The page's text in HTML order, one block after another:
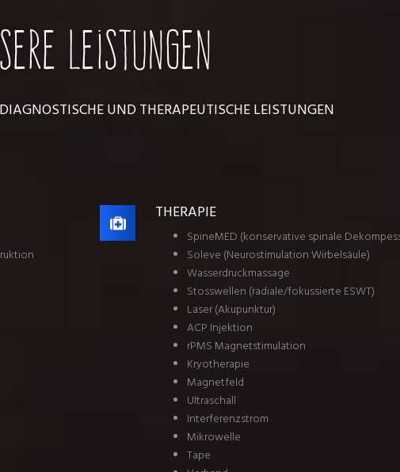
Leistungen
UND THERAPEUTISCHE LEISTUNGEN
THERAPIE
SpineMED (konservative spinale
Soleve (Neurostimulation Wirbelsäule)
Wasserdruckmassage
Stosswellen (radiale/fokussierte ESWT)
Laser (Akupunktur)
ACP Injektion
rPMS Magnetstimulation
Kryotherapie
Magnetfeld
Ultraschall
Interferenzstrom
Mikrowelle
Tape